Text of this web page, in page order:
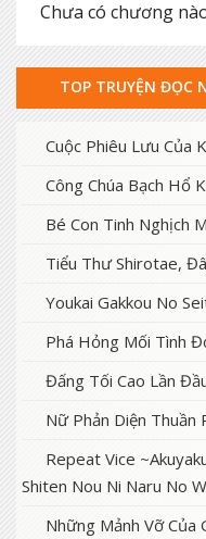
Chưa có chương
TOP TRUYỆN ĐỌC
Cuộc Phiêu Lưu Của
Công Chúa Bạch Hổ
Bé Con Tinh Nghịch
Tiểu Thư Shirotae,
Youkai Gakkou No
Phá Hỏng Mối Tình
Đấng Tối Cao Lần
Nữ Phản Diện Thuần
Repeat Vice
Shiten Nou Ni Naru No
Những Mảnh Vỡ Của